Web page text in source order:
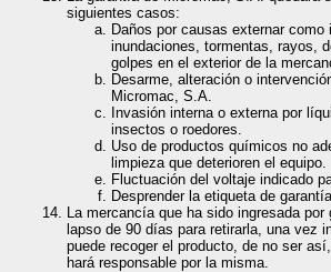
siguientes casos:
Daños por causas externar como
inundaciones, tormentas, rayos,
golpes en el exterior de la
Desarme, alteración o
Micromac, S.A.
Invasión interna o externa por
insectos o roedores.
Uso de productos químicos no
limpieza que deterioren el equipo.
Fluctuación del voltaje indicado
Desprender la etiqueta de
La mercancía que ha sido ingresada por
lapso de 90 días para retirarla, una vez
puede recoger el producto, de no ser
hará responsable por la misma.